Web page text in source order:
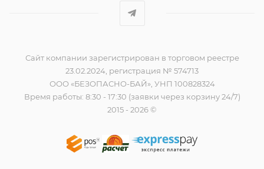
Сайт компании зарегистрирован в торговом реестре
23.02.2024, регистрация № 574713
ООО «БЕЗОПАСНО-БАЙ», УНП 100828324
Время работы: 8:30 - 17:30 (заявки через корзину 24/7)
2015 - 2026 ©